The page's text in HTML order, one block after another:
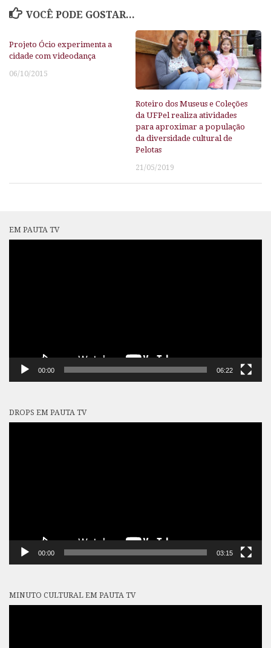
VOCÊ PODE GOSTAR...
Projeto Ócio experimenta a
cidade com videodança
06/10/2015
Roteiro dos Museus e Coleções
da UFPel realiza atividades
para aproximar a população
da diversidade cultural de
Pelotas
21/05/2019
EM PAUTA TV
00:00 06:22
DROPS EM PAUTA TV
00:00 03:15
MINUTO CULTURAL EM PAUTA TV